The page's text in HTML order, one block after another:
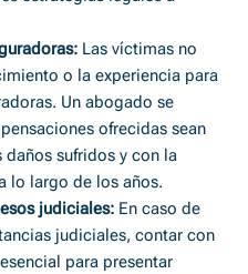
Las víctimas no
o la experiencia para
Un abogado se
ofrecidas sean
sufridos y con la
lo largo de los años.
judiciales: En caso de
judiciales, contar con
para presentar